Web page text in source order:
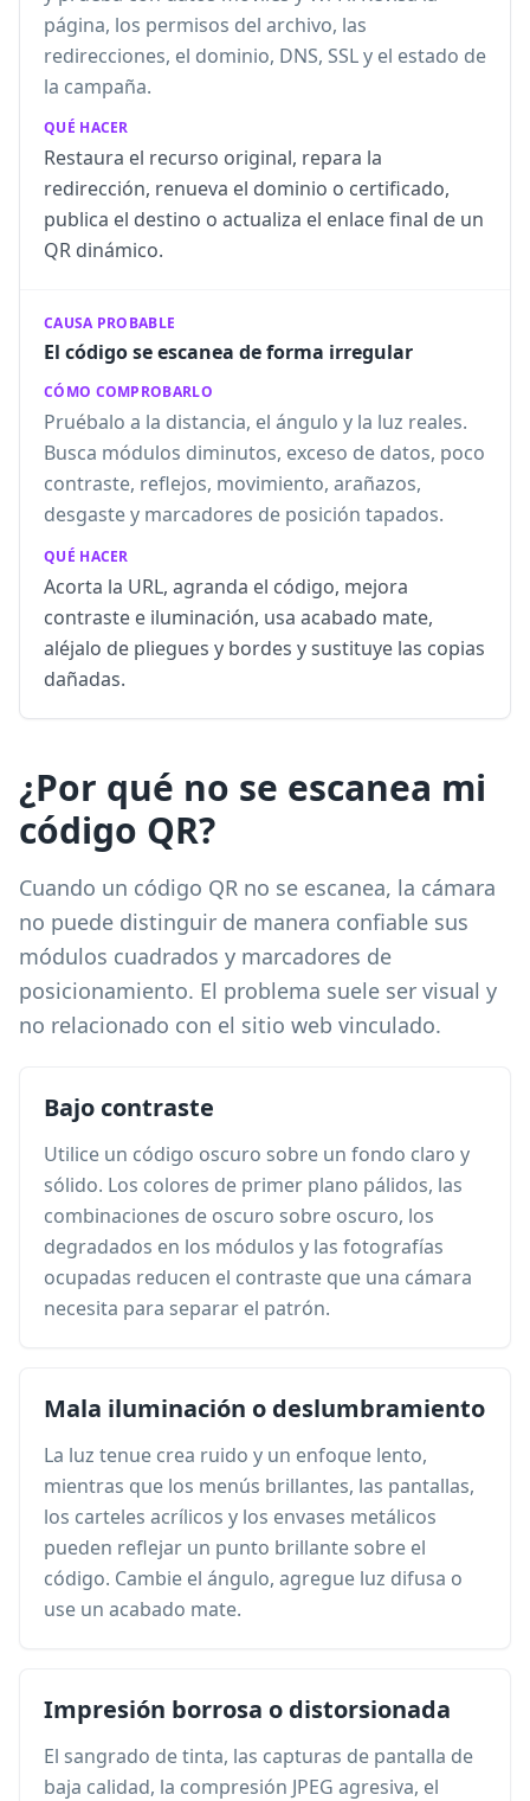
página, los permisos del archivo, las
redirecciones, el dominio, DNS, SSL y el estado de
la campaña.
QUÉ HACER
Restaura el recurso original, repara la
redirección, renueva el dominio o certificado,
publica el destino o actualiza el enlace final de un
QR dinámico.
CAUSA PROBABLE
El código se escanea de forma irregular
CÓMO COMPROBARLO
Pruébalo a la distancia, el ángulo y la luz reales.
Busca módulos diminutos, exceso de datos, poco
contraste, reflejos, movimiento, arañazos,
desgaste y marcadores de posición tapados.
QUÉ HACER
Acorta la URL, agranda el código, mejora
contraste e iluminación, usa acabado mate,
aléjalo de pliegues y bordes y sustituye las copias
dañadas.
¿Por qué no se escanea mi
código QR?
Cuando un código QR no se escanea, la cámara
no puede distinguir de manera confiable sus
módulos cuadrados y marcadores de
posicionamiento. El problema suele ser visual y
no relacionado con el sitio web vinculado.
Bajo contraste
Utilice un código oscuro sobre un fondo claro y
sólido. Los colores de primer plano pálidos, las
combinaciones de oscuro sobre oscuro, los
degradados en los módulos y las fotografías
ocupadas reducen el contraste que una cámara
necesita para separar el patrón.
Mala iluminación o deslumbramiento
La luz tenue crea ruido y un enfoque lento,
mientras que los menús brillantes, las pantallas,
los carteles acrílicos y los envases metálicos
pueden reflejar un punto brillante sobre el
código. Cambie el ángulo, agregue luz difusa o
use un acabado mate.
Impresión borrosa o distorsionada
El sangrado de tinta, las capturas de pantalla de
baja calidad, la compresión JPEG agresiva, el